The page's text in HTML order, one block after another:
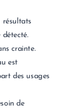
résultats
détecté.
crainte.
est
des usages
de